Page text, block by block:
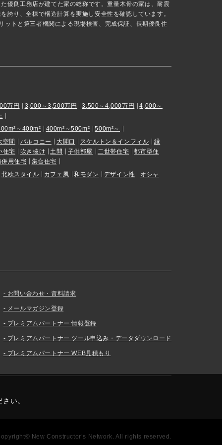
い。
優良工務店が建てた家の総称です。重量木骨の家は、耐震
誇り、全棟で構造計算を実施し安全性を確認しています。
トと第三者機関による現場検査、完成保証、長期優良住
万円 3,000～3,500万円 3,500～4,000万円
4,000～
～400m²
400m²～500m²
500m²～
空間
バルコニー 大開口 スケルトン＆インフィル
縁
住宅
吹き抜け 土間 子供部屋 二世帯住宅
都市型住
併用住宅
集合住宅
北欧スタイル
カフェ風 和モダン デザイン性 オシャ
お問い合わせ・資料請求
メールマガジン登録
プレミアムパートナー 情報登録
プレミアムパートナー ツール申込み・データダウンロード
プレミアムパートナー WEB見積もり
New Constructor’s Network. All rights reserved.